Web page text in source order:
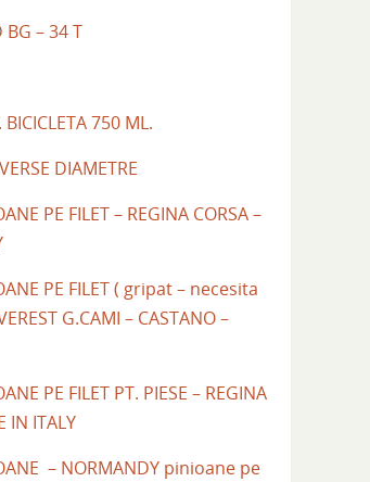
BG – 34 T
750 ML.
DIAMETRE
PE FILET – REGINA CORSA –
PE FILET ( gripat – necesita
G.CAMI – CASTANO –
PE FILET PT. PIESE – REGINA
IN ITALY
– NORMANDY pinioane pe